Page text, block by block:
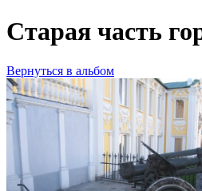
Старая часть
Вернуться в альбом